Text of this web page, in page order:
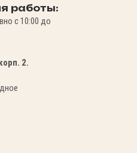
2.
с 10:00 до
работы: